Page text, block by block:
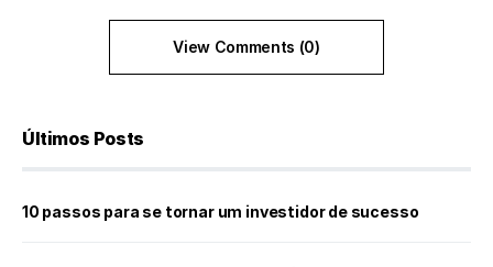
View Comments (0)
Últimos Posts
10 passos para se tornar um investidor de sucesso